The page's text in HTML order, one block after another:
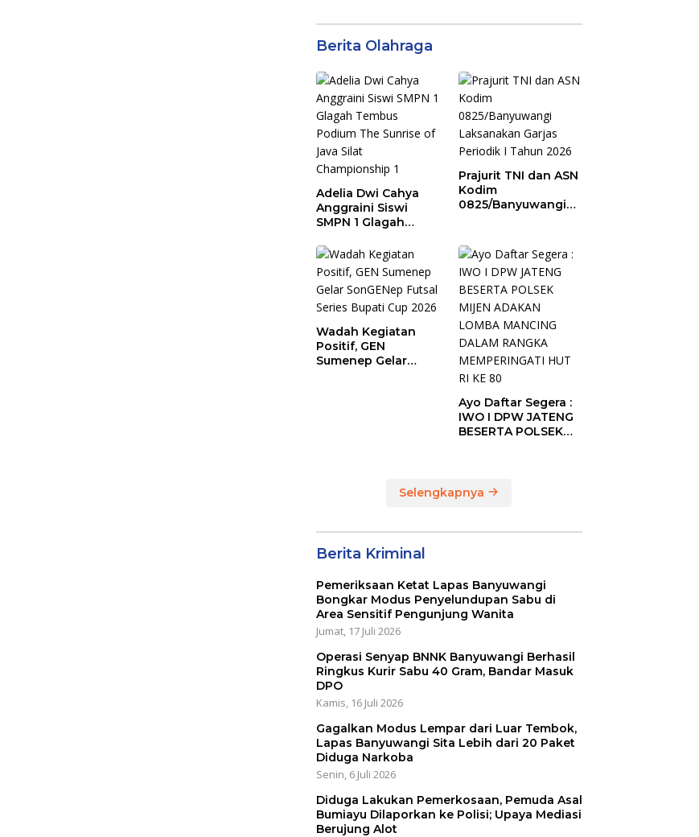
Berita Olahraga
Adelia Dwi Cahya
Anggraini Siswi
SMPN 1 Glagah
Sunrise of Java Silat
Championship 1
Prajurit TNI dan ASN
Kodim
0825/Banyuwangi
2026
Wadah Kegiatan
Positif, GEN
Sumenep Gelar
Ayo Daftar Segera :
IWO I DPW JATENG
BESERTA POLSEK
MEMPERINGATI HUT
RI KE 80
Selengkapnya
Berita Kriminal
Pemeriksaan Ketat Lapas Banyuwangi
Bongkar Modus Penyelundupan Sabu di
Area Sensitif Pengunjung Wanita
Jumat, 17 Juli 2026
Operasi Senyap BNNK Banyuwangi Berhasil
Ringkus Kurir Sabu 40 Gram, Bandar Masuk
DPO
Kamis, 16 Juli 2026
Gagalkan Modus Lempar dari Luar Tembok,
Lapas Banyuwangi Sita Lebih dari 20 Paket
Diduga Narkoba
Senin, 6 Juli 2026
Diduga Lakukan Pemerkosaan, Pemuda Asal
Bumiayu Dilaporkan ke Polisi; Upaya Mediasi
Berujung Alot